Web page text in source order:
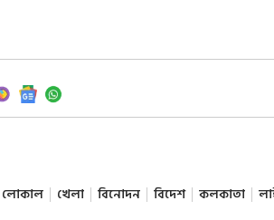
লোকাল খেলা বিনোদন বিদেশ কলকাতা